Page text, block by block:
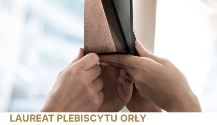
LAUREAT PLEBISCYTU ORŁY